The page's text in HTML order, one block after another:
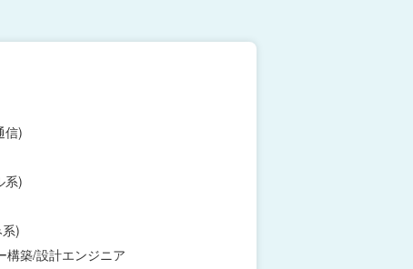
信)
系)
)
構築/設計エンジニア